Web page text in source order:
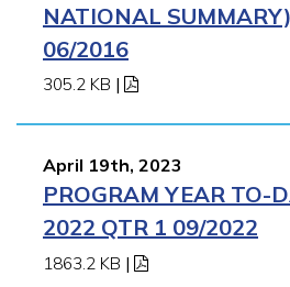
NATIONAL
06/2016
305.2 KB |
April 19th, 2023
PROGRAM YEAR TO-
2022 QTR 1 09/2022
1863.2 KB |